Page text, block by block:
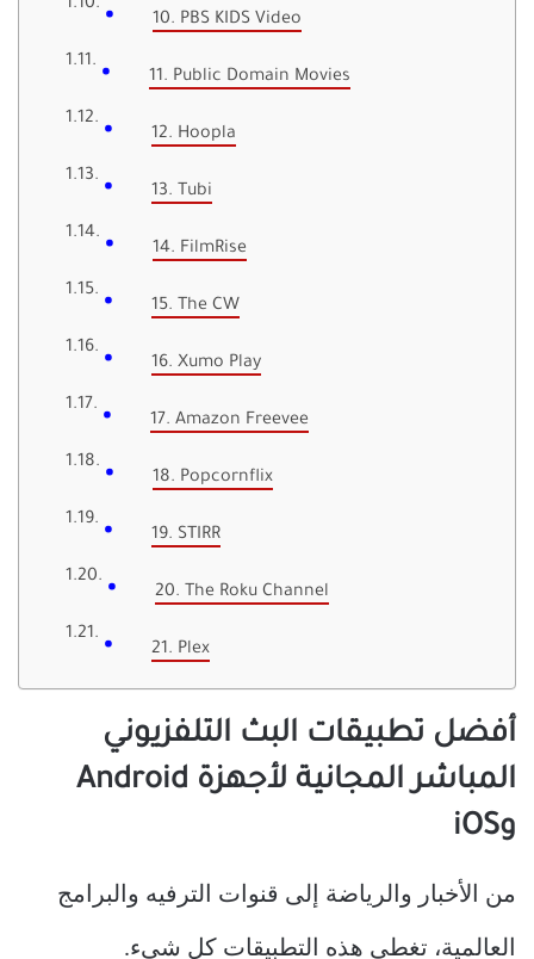
10. PBS KIDS Video
11. Public Domain Movies
12. Hoopla
13. Tubi
14. FilmRise
15. The CW
16. Xumo Play
17. Amazon Freevee
18. Popcornflix
19. STIRR
20. The Roku Channel
21. Plex
أفضل تطبيقات البث التلفزيوني
المباشر المجانية لأجهزة Android
وiOS
من الأخبار والرياضة إلى قنوات الترفيه والبرامج
العالمية، تغطي هذه التطبيقات كل شيء.